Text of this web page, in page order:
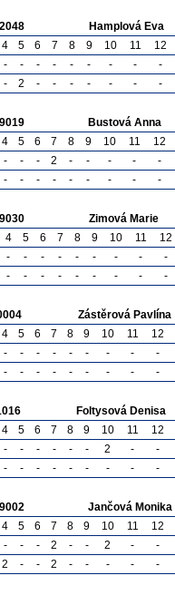
Hamplová Eva
4 5 6 7 8 9 10 11 12
- - - - - - - - -
- 2 - - - - - - -
Bustová Anna
4 5 6 7 8 9 10 11 12
- - - 2 - - - - -
- - - - - - - - -
Zimová Marie
4 5 6 7 8 9 10 11 12
- - - - - - - - -
- - - - - - - - -
Zástěrová Pavlína
4 5 6 7 8 9 10 11 12
- - - - - - - - -
- - - - - - - - -
Foltysová Denisa
4 5 6 7 8 9 10 11 12
- - - - - - 2 - -
- - - - - - - - -
Jančová Monika
4 5 6 7 8 9 10 11 12
- - - 2 - - 2 - -
2 - - 2 - - - - -